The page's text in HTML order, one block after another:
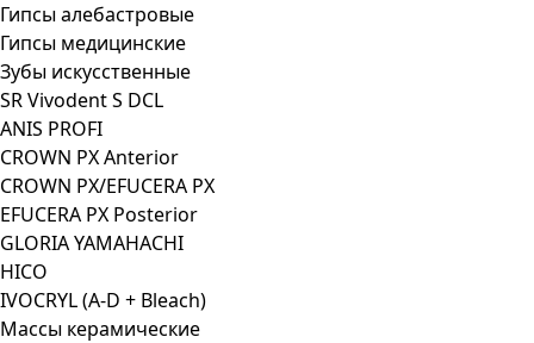
Гипсы алебастровые
Гипсы медицинские
Зубы искусственные
SR Vivodent S DCL
ANIS PROFI
CROWN PX Anterior
CROWN PX/EFUCERA PX
EFUCERA PX Posterior
GLORIA YAMAHACHI
HICO
IVOCRYL (A-D + Bleach)
Массы керамические